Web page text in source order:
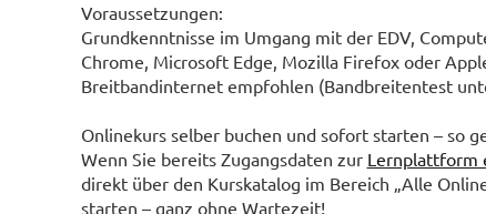
Voraussetzungen:
Grundkenntnisse im Umgang mit der EDV,
Chrome, Microsoft Edge, Mozilla Firefox oder
Breitbandinternet empfohlen (Bandbreitentest
Onlinekurs selber buchen und sofort starten – so
Wenn Sie bereits Zugangsdaten zur Lernplattform
direkt über den Kurskatalog im Bereich „Alle
starten – ganz ohne Wartezeit!